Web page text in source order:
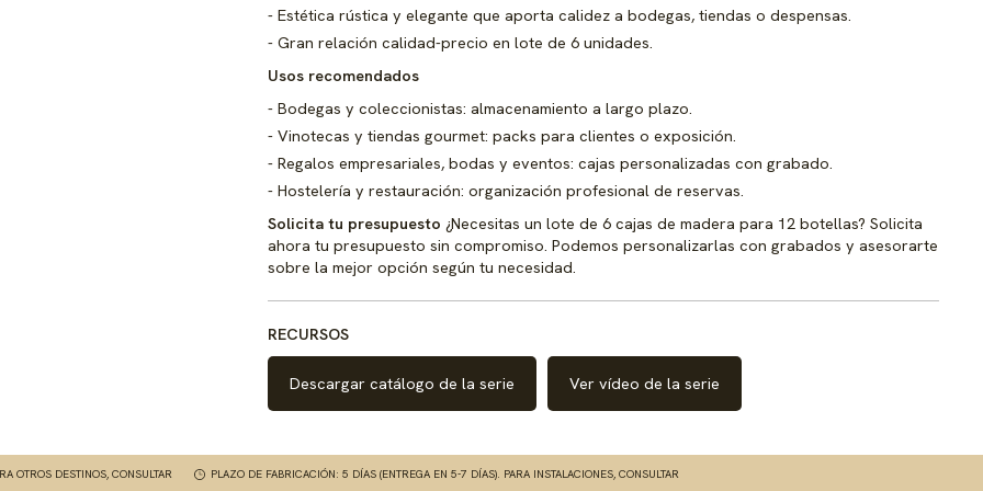
Estética rústica y elegante que aporta calidez a bodegas, tiendas o despensas.
Gran relación calidad-precio en lote de 6 unidades.
Usos recomendados
Bodegas y coleccionistas: almacenamiento a largo plazo.
Vinotecas y tiendas gourmet: packs para clientes o exposición.
Regalos empresariales, bodas y eventos: cajas personalizadas con grabado.
Hostelería y restauración: organización profesional de reservas.
Solicita tu presupuesto ¿Necesitas un lote de 6 cajas de madera para 12 botellas? Solicita
ahora tu presupuesto sin compromiso. Podemos personalizarlas con grabados y asesorarte
sobre la mejor opción según tu necesidad.
RECURSOS
Descargar catálogo de la serie Ver vídeo de la serie
OTROS DESTINOS, CONSULTAR PLAZO DE FABRICACIÓN: 5 DÍAS (ENTREGA EN 5-7 DÍAS). PARA INSTALACIONES, CONSULTAR